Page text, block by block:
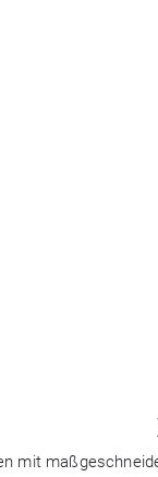
mit